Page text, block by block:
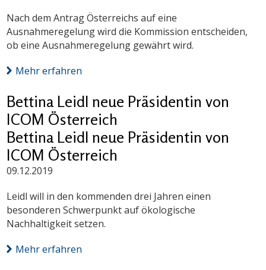
Nach dem Antrag Österreichs auf eine
Ausnahmeregelung wird die Kommission entscheiden,
ob eine Ausnahmeregelung gewährt wird.
Mehr erfahren
Bettina Leidl neue Präsidentin von
ICOM Österreich
Bettina Leidl neue Präsidentin von
ICOM Österreich
09.12.2019
Leidl will in den kommenden drei Jahren einen
besonderen Schwerpunkt auf ökologische
Nachhaltigkeit setzen.
Mehr erfahren